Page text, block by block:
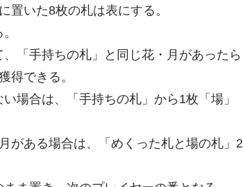
置いた8枚の札は表にする。
「手持ちの札」と同じ花・月があったら
得できる。
場合は、「手持ちの札」から1枚「場」
がある場合は、「めくった札と場の札」2